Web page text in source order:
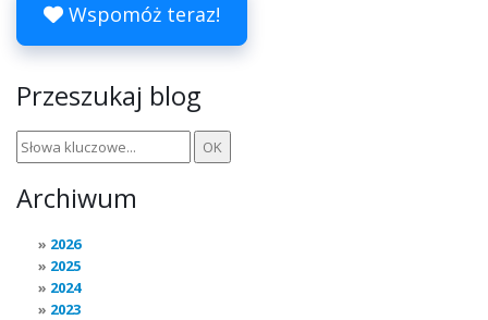
Wspomóż teraz!
Przeszukaj blog
Archiwum
2026
2025
2024
2023